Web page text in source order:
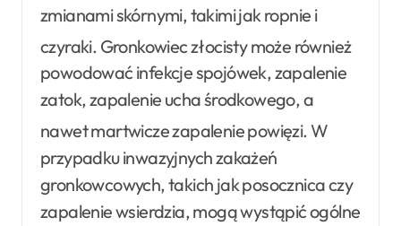
zmianami skórnymi, takimi jak ropnie i
czyraki. Gronkowiec złocisty może również
powodować infekcje spojówek, zapalenie
zatok, zapalenie ucha środkowego, a
nawet martwicze zapalenie powięzi. W
przypadku inwazyjnych zakażeń
gronkowcowych, takich jak posocznica czy
zapalenie wsierdzia, mogą wystąpić ogólne